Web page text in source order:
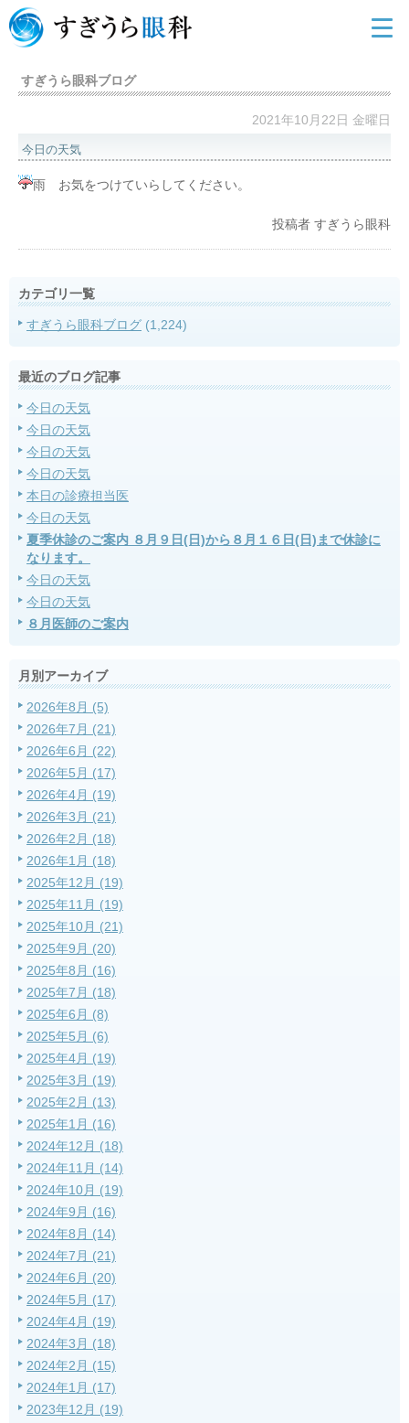
すぎうら眼科ブログ
2021年10月22日 金曜日
今日の天気
雨 お気をつけていらしてください。
投稿者 すぎうら眼科
カテゴリ一覧
すぎうら眼科ブログ (1,224)
最近のブログ記事
今日の天気
今日の天気
今日の天気
今日の天気
本日の診療担当医
今日の天気
夏季休診のご案内 ８月９日(日)から８月１６日(日)まで休診に
なります。
今日の天気
今日の天気
８月医師のご案内
月別アーカイブ
2026年8月 (5)
2026年7月 (21)
2026年6月 (22)
2026年5月 (17)
2026年4月 (19)
2026年3月 (21)
2026年2月 (18)
2026年1月 (18)
2025年12月 (19)
2025年11月 (19)
2025年10月 (21)
2025年9月 (20)
2025年8月 (16)
2025年7月 (18)
2025年6月 (8)
2025年5月 (6)
2025年4月 (19)
2025年3月 (19)
2025年2月 (13)
2025年1月 (16)
2024年12月 (18)
2024年11月 (14)
2024年10月 (19)
2024年9月 (16)
2024年8月 (14)
2024年7月 (21)
2024年6月 (20)
2024年5月 (17)
2024年4月 (19)
2024年3月 (18)
2024年2月 (15)
2024年1月 (17)
2023年12月 (19)